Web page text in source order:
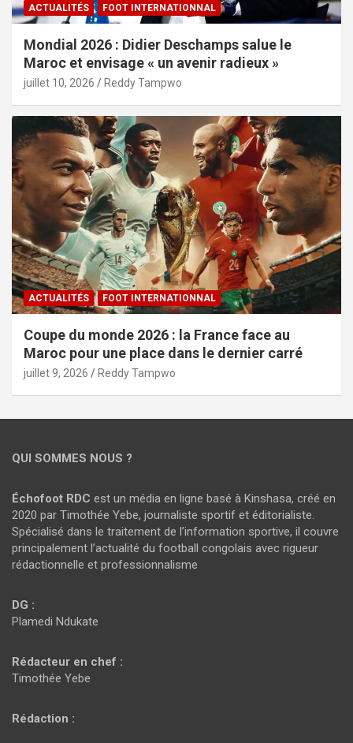
ACTUALITÉS FOOT INTERNATIONNAL
Mondial 2026 : Didier Deschamps salue le
Maroc et envisage « un avenir radieux »
juillet 10, 2026 Reddy Tampwo
ACTUALITÉS FOOT INTERNATIONNAL
Coupe du monde 2026 : la France face au
Maroc pour une place dans le dernier carré
juillet 9, 2026 Reddy Tampwo
QUI SOMMES NOUS ?
Échofoot RDC est un média en ligne basé à Kinshasa, créé en
2020 par Timothée Yebe, journaliste sportif et éditorialiste.
Spécialisé dans le traitement de l’information sportive, il couvre
principalement l’actualité du football congolais avec rigueur
rédactionnelle et professionnalisme
DG :
Plamedi Ndukate
Rédacteur en chef :
Timothée Yebe
Rédaction :